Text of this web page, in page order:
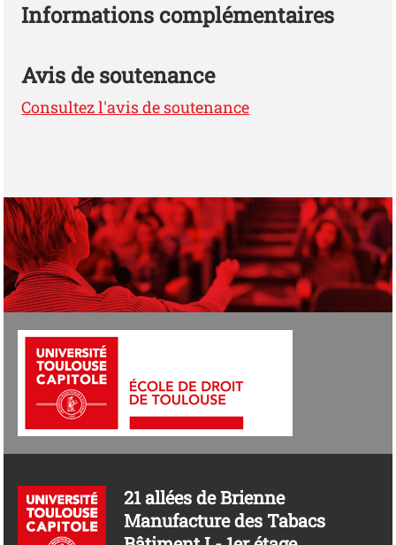
Informations complémentaires
Avis de soutenance
Consultez l'avis de soutenance
21 allées de Brienne
Manufacture des Tabacs